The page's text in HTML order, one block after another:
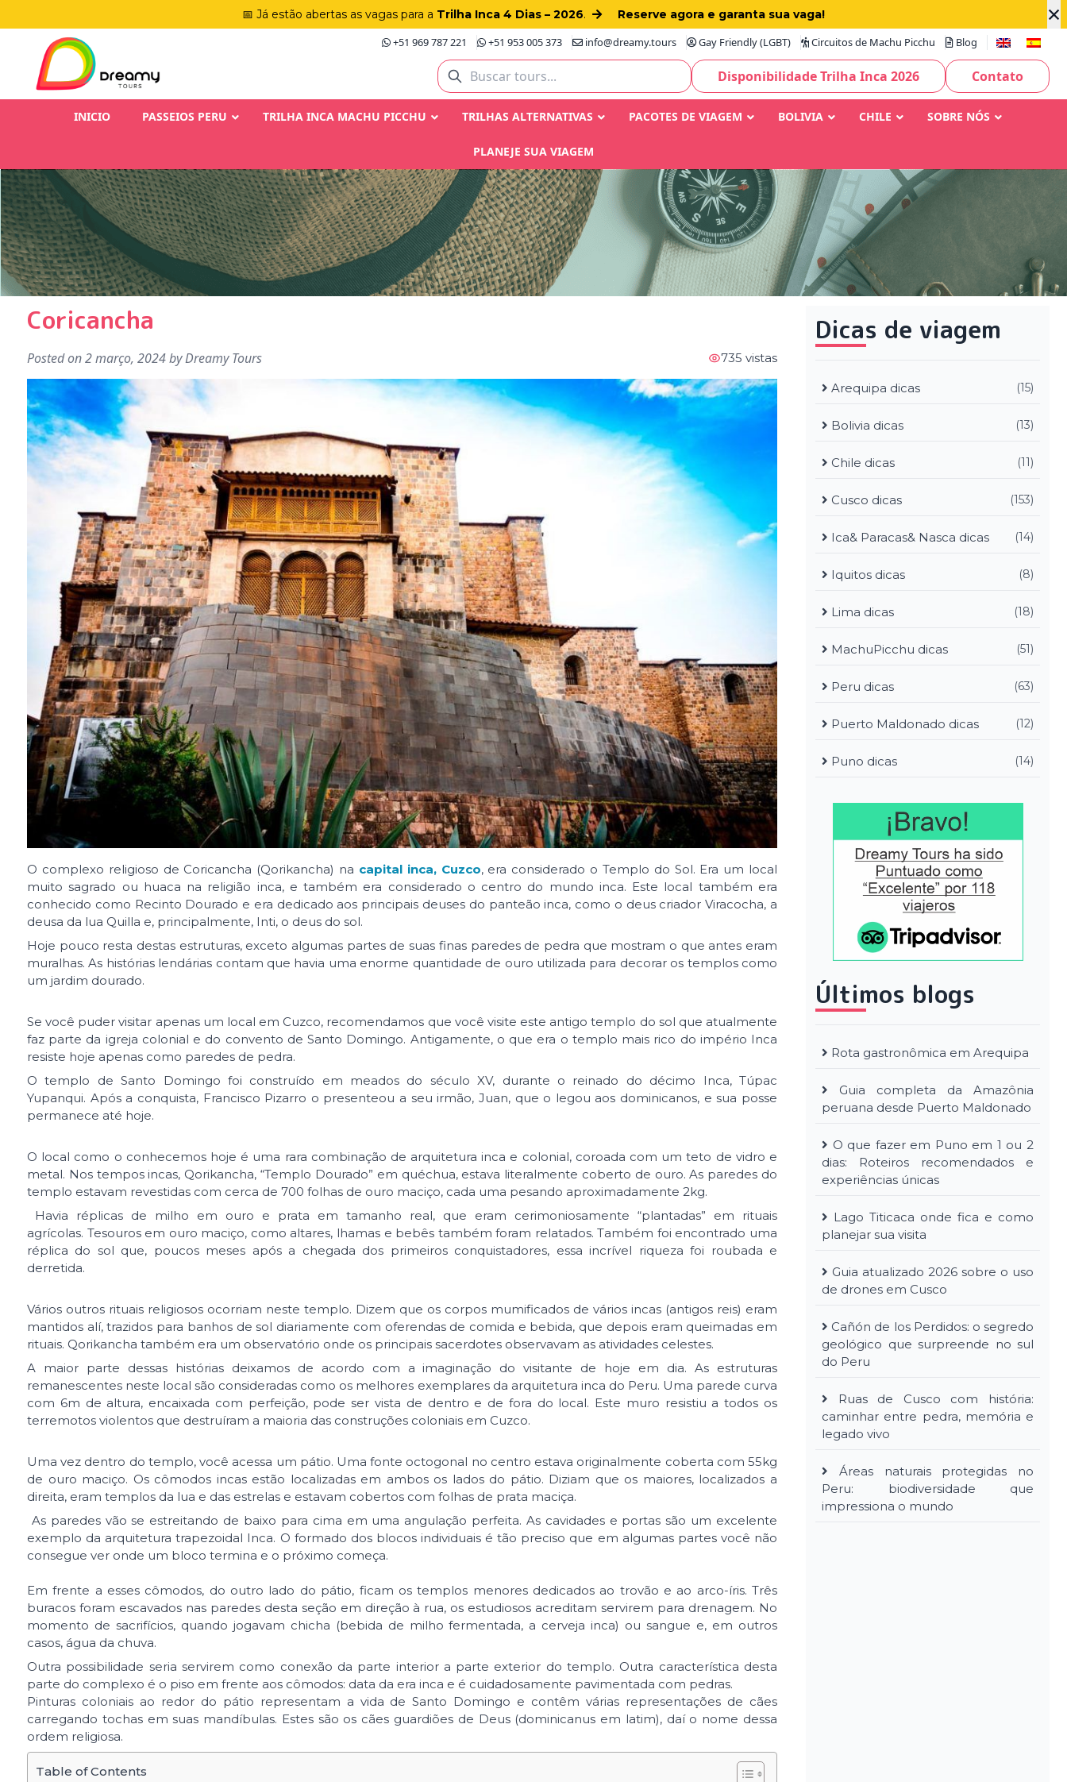
×
📅 Já estão abertas as vagas para a Trilha Inca 4 Dias – 2026.
Reserve agora e garanta sua vaga!
+51 969 787 221
+51 953 005 373 info@dreamy.tours Gay Friendly (LGBT) Circuitos de Machu Picchu Blog
Disponibilidade Trilha Inca 2026 Contato
INICIO PASSEIOS PERU TRILHA INCA MACHU PICCHU TRILHAS ALTERNATIVAS PACOTES DE VIAGEM BOLIVIA CHILE SOBRE NÓS
PLANEJE SUA VIAGEM
Coricancha
Posted on2 março, 2024byDreamy Tours 735 vistas
O complexo religioso de Coricancha (Qorikancha) na capital inca, Cuzco, era considerado o Templo do Sol. Era um local
muito sagrado ou huaca na religião inca, e também era considerado o centro do mundo inca. Este local também era
conhecido como Recinto Dourado e era dedicado aos principais deuses do panteão inca, como o deus criador Viracocha, a
deusa da lua Quilla e, principalmente, Inti, o deus do sol.
Hoje pouco resta destas estruturas, exceto algumas partes de suas finas paredes de pedra que mostram o que antes eram
muralhas. As histórias lendárias contam que havia uma enorme quantidade de ouro utilizada para decorar os templos como
um jardim dourado.
Se você puder visitar apenas um local em Cuzco, recomendamos que você visite este antigo templo do sol que atualmente
faz parte da igreja colonial e do convento de Santo Domingo. Antigamente, o que era o templo mais rico do império Inca
resiste hoje apenas como paredes de pedra.
O templo de Santo Domingo foi construído em meados do século XV, durante o reinado do décimo Inca, Túpac
Yupanqui. Após a conquista, Francisco Pizarro o presenteou a seu irmão, Juan, que o legou aos dominicanos, e sua posse
permanece até hoje.
O local como o conhecemos hoje é uma rara combinação de arquitetura inca e colonial, coroada com um teto de vidro e
metal. Nos tempos incas, Qorikancha, “Templo Dourado” em quéchua, estava literalmente coberto de ouro. As paredes do
templo estavam revestidas com cerca de 700 folhas de ouro maciço, cada uma pesando aproximadamente 2kg.
Havia réplicas de milho em ouro e prata em tamanho real, que eram cerimoniosamente “plantadas” em rituais
agrícolas. Tesouros em ouro maciço, como altares, lhamas e bebês também foram relatados. Também foi encontrado uma
réplica do sol que, poucos meses após a chegada dos primeiros conquistadores, essa incrível riqueza foi roubada e
derretida.
Vários outros rituais religiosos ocorriam neste templo. Dizem que os corpos mumificados de vários incas (antigos reis) eram
mantidos alí, trazidos para banhos de sol diariamente com oferendas de comida e bebida, que depois eram queimadas em
rituais. Qorikancha também era um observatório onde os principais sacerdotes observavam as atividades celestes.
A maior parte dessas histórias deixamos de acordo com a imaginação do visitante de hoje em dia. As estruturas
remanescentes neste local são consideradas como os melhores exemplares da arquitetura inca do Peru. Uma parede curva
com 6m de altura, encaixada com perfeição, pode ser vista de dentro e de fora do local. Este muro resistiu a todos os
terremotos violentos que destruíram a maioria das construções coloniais em Cuzco.
Uma vez dentro do templo, você acessa um pátio. Uma fonte octogonal no centro estava originalmente coberta com 55kg
de ouro maciço. Os cômodos incas estão localizadas em ambos os lados do pátio. Diziam que os maiores, localizados a
direita, eram templos da lua e das estrelas e estavam cobertos com folhas de prata maciça.
As paredes vão se estreitando de baixo para cima em uma angulação perfeita. As cavidades e portas são um excelente
exemplo da arquitetura trapezoidal Inca. O formado dos blocos individuais é tão preciso que em algumas partes você não
consegue ver onde um bloco termina e o próximo começa.
Em frente a esses cômodos, do outro lado do pátio, ficam os templos menores dedicados ao trovão e ao arco-íris. Três
buracos foram escavados nas paredes desta seção em direção à rua, os estudiosos acreditam servirem para drenagem. No
momento de sacrifícios, quando jogavam chicha (bebida de milho fermentada, a cerveja inca) ou sangue e, em outros
casos, água da chuva.
Outra possibilidade seria servirem como conexão da parte interior a parte exterior do templo. Outra característica desta
parte do complexo é o piso em frente aos cômodos: data da era inca e é cuidadosamente pavimentada com pedras.
Pinturas coloniais ao redor do pátio representam a vida de Santo Domingo e contêm várias representações de cães
carregando tochas em suas mandíbulas. Estes são os cães guardiões de Deus (dominicanus em latim), daí o nome dessa
ordem religiosa.
Table of Contents
Dicas de viagem
Arequipa dicas (15)
Bolivia dicas (13)
Chile dicas (11)
Cusco dicas (153)
Ica& Paracas& Nasca dicas (14)
Iquitos dicas (8)
Lima dicas (18)
MachuPicchu dicas (51)
Peru dicas (63)
Puerto Maldonado dicas (12)
Puno dicas (14)
Últimos blogs
Rota gastronômica em Arequipa
Guia completa da Amazônia
peruana desde Puerto Maldonado
O que fazer em Puno em 1 ou 2
dias: Roteiros recomendados e
experiências únicas
Lago Titicaca onde fica e como
planejar sua visita
Guia atualizado 2026 sobre o uso
de drones em Cusco
Cañón de los Perdidos: o segredo
geológico que surpreende no sul
do Peru
Ruas de Cusco com história:
caminhar entre pedra, memória e
legado vivo
Áreas naturais protegidas no
Peru: biodiversidade que
impressiona o mundo